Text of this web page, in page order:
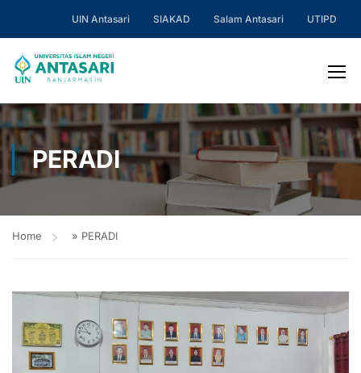
UIN Antasari SIAKAD Salam Antasari UTIPD
PERADI
Home » PERADI